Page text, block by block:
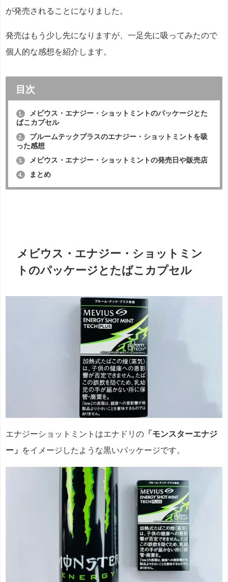
が発売されることになりました。
発売はもう少し先になりますが、一足先に吸ってみたので
個人的な感想を紹介します。
目次
1.
メビウス・エナジー・ショットミントのパッケージとた
ばこカプセル
2.
プルームテックプラスのエナジー・ショットミントを吸
った感想
3. メビウス・エナジー・ショットミントの発売日や販売店
4. まとめ
メビウス・エナジー・ショットミン
トのパッケージとたばこカプセル
エナジーショットミントはエナドリの 「モンスターエナジ
ー」
をイメージしたような黒いパッケージです。